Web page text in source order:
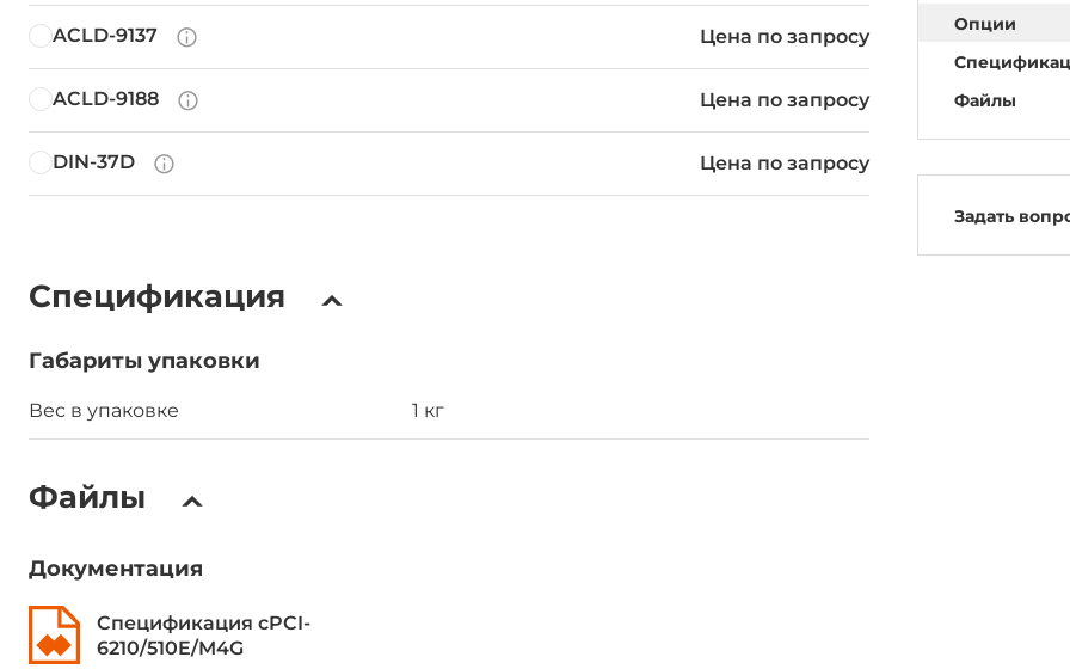
ACLD-9137 Цена по запросу
ACLD-9188 Цена по запросу
DIN-37D Цена по запросу
Спецификация
Габариты упаковки
Вес в упаковке 1 кг
Файлы
Документация
Спецификация cPCI-
6210/510E/M4G
Опции
Файлы
Задать